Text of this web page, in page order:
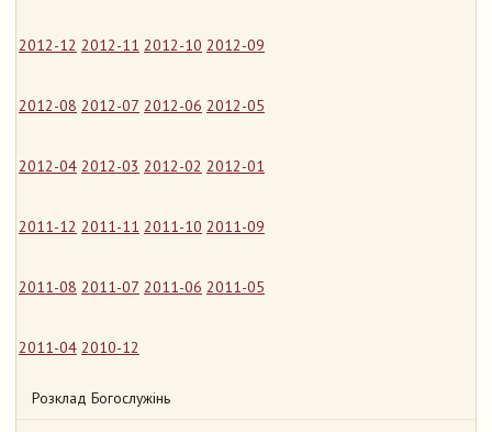
2012-12 2012-11 2012-10 2012-09
2012-08 2012-07 2012-06 2012-05
2012-04 2012-03 2012-02 2012-01
2011-12 2011-11 2011-10 2011-09
2011-08 2011-07 2011-06 2011-05
2011-04 2010-12
Розклад Богослужінь